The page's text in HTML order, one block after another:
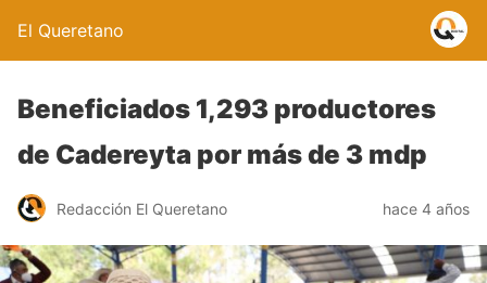
El Queretano
Beneficiados 1,293 productores
de Cadereyta por más de 3 mdp
Redacción El Queretano hace 4 años